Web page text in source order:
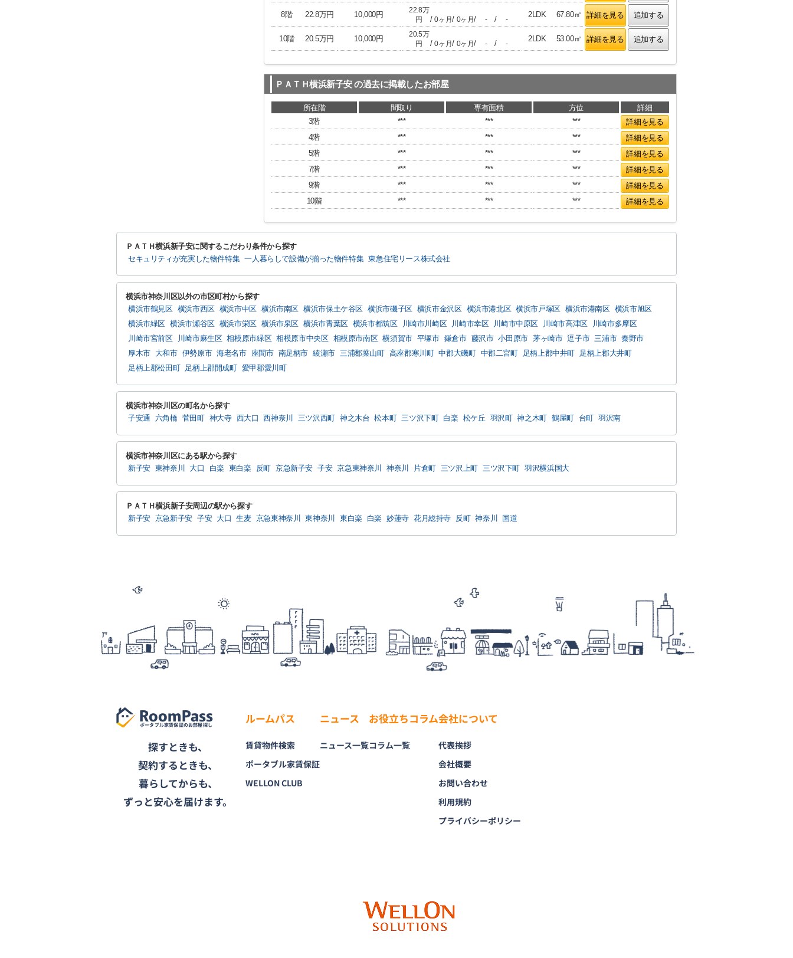
8階 22.8万円 10,000円
22.8万
円
/0ヶ月/ 0ヶ月/ - / -
2LDK 67.80㎡ 詳細を見る 追加する
10階 20.5万円 10,000円
20.5万
円
/0ヶ月/ 0ヶ月/ - / -
2LDK 53.00㎡ 詳細を見る 追加する
ＰＡＴＨ横浜新子安の過去に掲載したお部屋
所在階 間取り 専有面積 方位
詳細
3階
*** *** ***
詳細を見る
4階
*** *** ***
詳細を見る
5階
*** *** ***
詳細を見る
7階
*** *** ***
詳細を見る
9階
*** *** ***
詳細を見る
10階
*** *** *** 詳細を見る
ＰＡＴＨ横浜新子安に関するこだわり条件から探す
セキュリティが充実した物件特集 一人暮らしで設備が揃った物件特集 東急住宅リース株式会社
横浜市神奈川区以外の市区町村から探す
横浜市鶴見区 横浜市西区 横浜市中区 横浜市南区 横浜市保土ケ谷区 横浜市磯子区 横浜市金沢区 横浜市港北区 横浜市戸塚区 横浜市港南区 横浜市旭区
横浜市緑区 横浜市瀬谷区 横浜市栄区 横浜市泉区 横浜市青葉区 横浜市都筑区 川崎市川崎区 川崎市幸区 川崎市中原区 川崎市高津区
川崎市多摩区
川崎市宮前区
川崎市麻生区 相模原市緑区 相模原市中央区 相模原市南区 横須賀市 平塚市 鎌倉市 藤沢市 小田原市 茅ヶ崎市 逗子市 三浦市 秦野市
厚木市
大和市 伊勢原市 海老名市 座間市 南足柄市 綾瀬市 三浦郡葉山町 高座郡寒川町 中郡大磯町 中郡二宮町 足柄上郡中井町
足柄上郡大井町
足柄上郡松田町
足柄上郡開成町 愛甲郡愛川町
横浜市神奈川区の町名から探す
子安通 六角橋 菅田町 神大寺 西大口 西神奈川 三ツ沢西町 神之木台 松本町 三ツ沢下町 白楽 松ケ丘 羽沢町 神之木町 鶴屋町 台町 羽沢南
横浜市神奈川区にある駅から探す
新子安 東神奈川 大口 白楽 東白楽 反町 京急新子安 子安 京急東神奈川 神奈川 片倉町 三ツ沢上町 三ツ沢下町 羽沢横浜国大
ＰＡＴＨ横浜新子安周辺の駅から探す
新子安 京急新子安 子安 大口 生麦 京急東神奈川 東神奈川 東白楽 白楽 妙蓮寺 花月総持寺 反町 神奈川 国道
RoomPass
ポータブル家賃保証のお部屋探し
探すときも、
契約するときも、
暮らしてからも、
ずっと安心を届けます。
ルームパス
賃貸物件検索
ポータブル家賃保証
WELLON CLUB
ニュース
ニュース一覧
お役立ちコラム
コラム一覧
会社について
代表挨拶
会社概要
お問い合わせ
利用規約
プライバシーポリシー